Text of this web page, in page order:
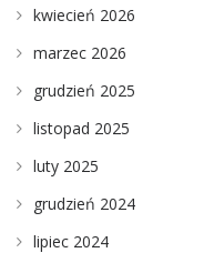
kwiecień 2026
marzec 2026
grudzień 2025
listopad 2025
luty 2025
grudzień 2024
lipiec 2024